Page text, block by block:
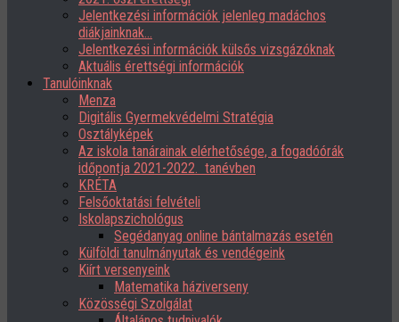
Jelentkezési információk jelenleg madáchos
diákjainknak…
Jelentkezési információk külsős vizsgázóknak
Aktuális érettségi információk
Tanulóinknak
Menza
Digitális Gyermekvédelmi Stratégia
Osztályképek
Az iskola tanárainak elérhetősége, a fogadóórák
időpontja 2021-2022. tanévben
KRÉTA
Felsőoktatási felvételi
Iskolapszichológus
Segédanyag online bántalmazás esetén
Külföldi tanulmányutak és vendégeink
Kiírt versenyeink
Matematika háziverseny
Közösségi Szolgálat